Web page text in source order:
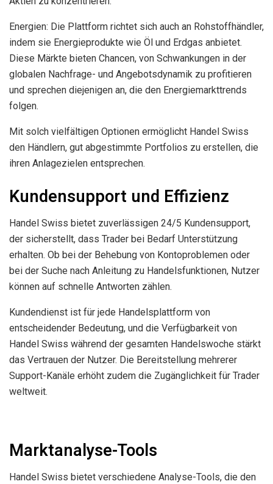
Energien: Die Plattform richtet sich auch an Rohstoffhändler,
indem sie Energieprodukte wie Öl und Erdgas anbietet.
Diese Märkte bieten Chancen, von Schwankungen in der
globalen Nachfrage- und Angebotsdynamik zu profitieren
und sprechen diejenigen an, die den Energiemarkttrends
folgen.
Mit solch vielfältigen Optionen ermöglicht Handel Swiss
den Händlern, gut abgestimmte Portfolios zu erstellen, die
ihren Anlagezielen entsprechen.
Kundensupport und Effizienz
Handel Swiss bietet zuverlässigen 24/5 Kundensupport,
der sicherstellt, dass Trader bei Bedarf Unterstützung
erhalten. Ob bei der Behebung von Kontoproblemen oder
bei der Suche nach Anleitung zu Handelsfunktionen, Nutzer
können auf schnelle Antworten zählen.
Kundendienst ist für jede Handelsplattform von
entscheidender Bedeutung, und die Verfügbarkeit von
Handel Swiss während der gesamten Handelswoche stärkt
das Vertrauen der Nutzer. Die Bereitstellung mehrerer
Support-Kanäle erhöht zudem die Zugänglichkeit für Trader
weltweit.
Marktanalyse-Tools
Handel Swiss bietet verschiedene Analyse-Tools, die den